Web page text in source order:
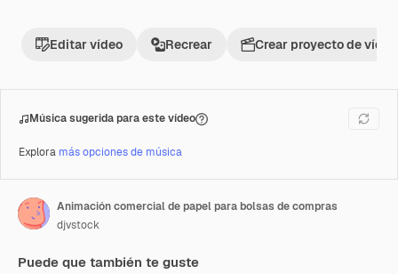
Editar vídeo Recrear Crear proyecto de vídeo
Música sugerida para este vídeo
Explora más opciones de música
Animación comercial de papel para bolsas de compras
djvstock
Puede que también te guste